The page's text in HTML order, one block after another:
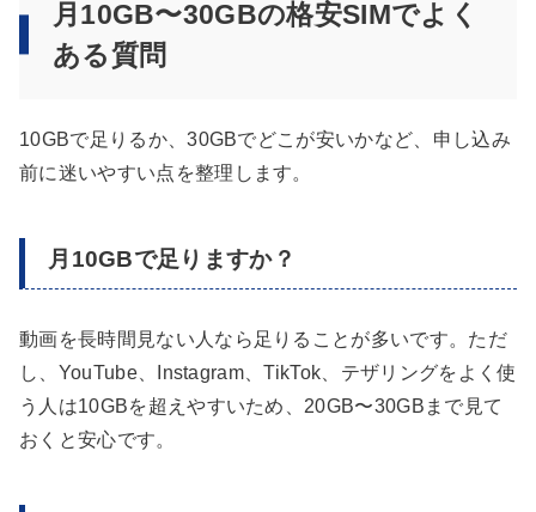
月10GB〜30GBの格安SIMでよく
ある質問
10GBで足りるか、30GBでどこが安いかなど、申し込み
前に迷いやすい点を整理します。
月10GBで足りますか？
動画を長時間見ない人なら足りることが多いです。ただ
し、YouTube、Instagram、TikTok、テザリングをよく使
う人は10GBを超えやすいため、20GB〜30GBまで見て
おくと安心です。